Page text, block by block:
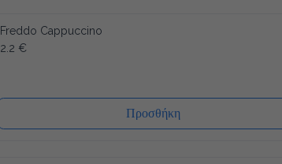
Freddo Cappuccino
2.2 €
Προσθήκη